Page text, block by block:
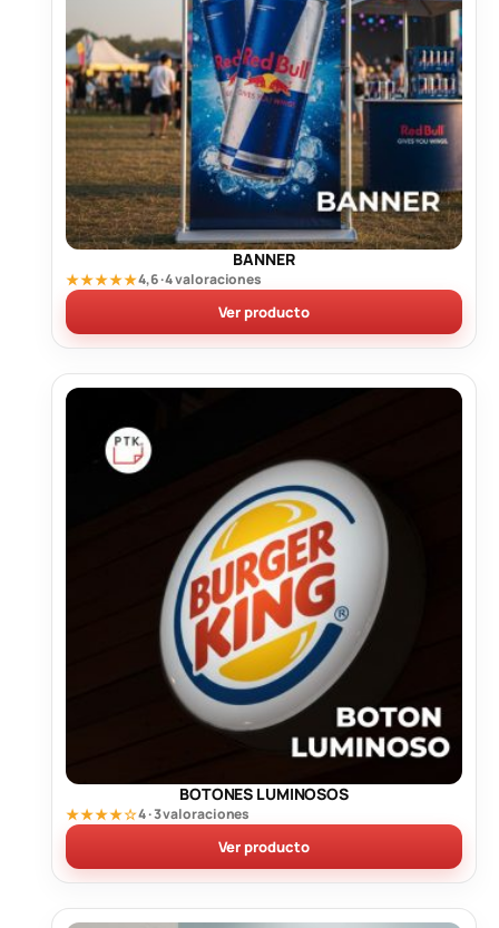
BANNER
★★★★★4,6 · 4 valoraciones
Ver producto
BOTONES LUMINOSOS
★★★★☆4 · 3 valoraciones
Ver producto